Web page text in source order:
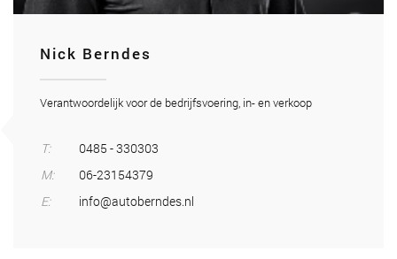
Nick Berndes
Verantwoordelijk voor de bedrijfsvoering, in- en verkoop
T:
0485 - 330303
M:
06-23154379
E:
info@autoberndes.nl